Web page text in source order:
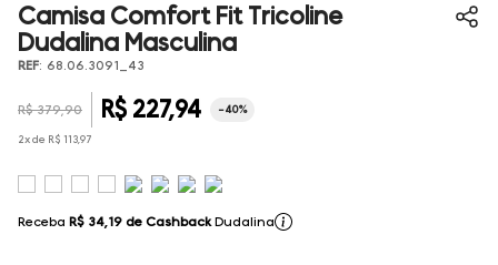
Camisa Comfort Fit Tricoline
Dudalina Masculina
REF: 68.06.3091_43
R$ 379,90 R$ 227,94 -40%
2x de R$ 113,97
Receba R$ 34,19 de Cashback Dudalina